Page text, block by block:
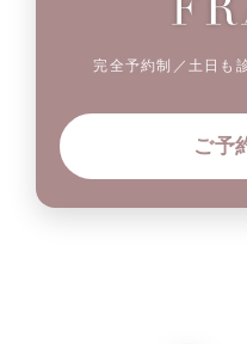
完全予約制／土日も
ご予